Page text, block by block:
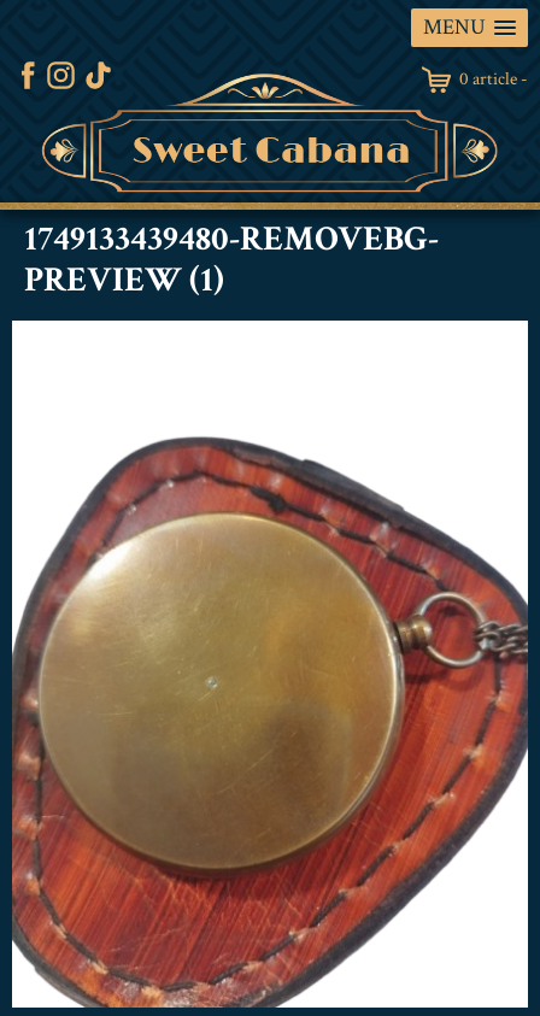
MENU
0 article -
1749133439480-REMOVEBG-
PREVIEW (1)